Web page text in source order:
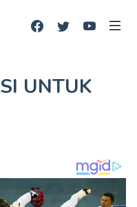
UNTUK